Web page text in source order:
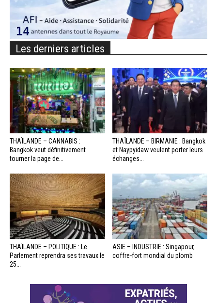
Les derniers articles
THAÏLANDE – CANNABIS :
Bangkok veut définitivement
tourner la page de...
THAÏLANDE – BIRMANIE : Bangkok
et Naypyidaw veulent porter leurs
échanges...
THAÏLANDE – POLITIQUE : Le
Parlement reprendra ses travaux le
25...
ASIE – INDUSTRIE : Singapour,
coffre-fort mondial du plomb